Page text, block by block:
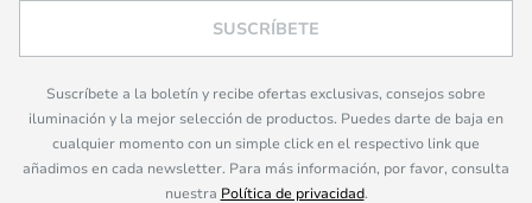
SUSCRÍBETE
Suscríbete a la boletín y recibe ofertas exclusivas, consejos sobre
iluminación y la mejor selección de productos. Puedes darte de baja en
cualquier momento con un simple click en el respectivo link que
añadimos en cada newsletter. Para más información, por favor, consulta
nuestra Política de privacidad.